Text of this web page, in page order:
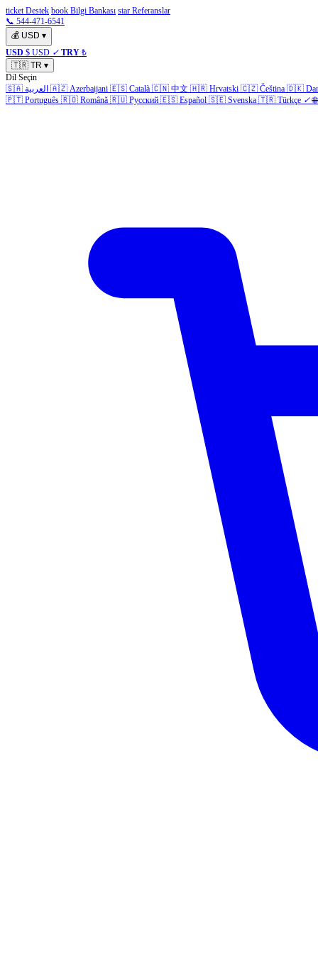
ticket Destek book Bilgi Bankası star Referanslar
📞 544-471-6541
💰 USD ▾
USD $ USD ✓ TRY ₺
🇹🇷 TR ▾
Dil Seçin
🇸🇦 العربية 🇦🇿 Azerbaijani 🇪🇸 Català 🇨🇳 中文 🇭🇷 Hrvatski 🇨🇿 Čeština 🇩🇰
🇵🇹 Português 🇷🇴 Română 🇷🇺 Русский 🇪🇸 Español 🇸🇪 Svenska 🇹🇷 Türkçe ✓ 🌐